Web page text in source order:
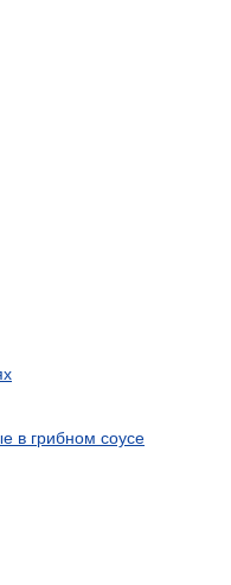
в грибном соусе